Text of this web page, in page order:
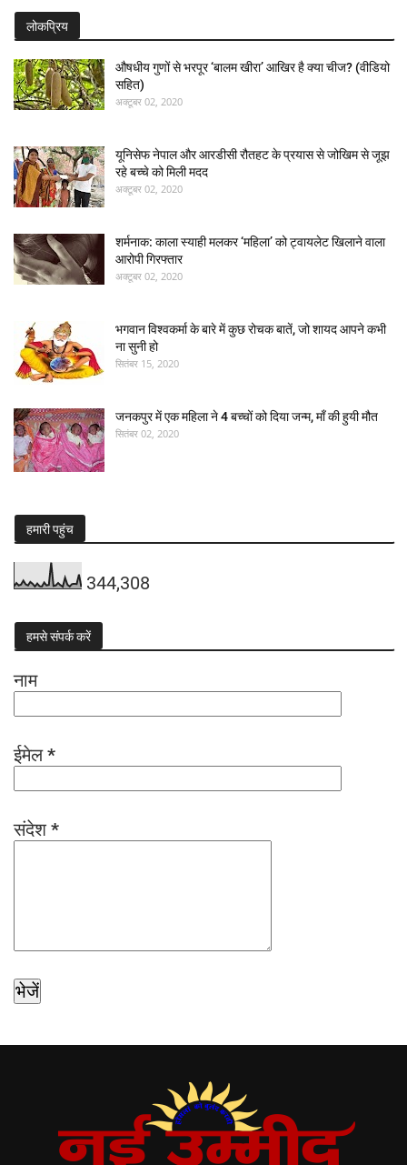
लोकप्रिय
औषधीय गुणों से भरपूर ‘बालम खीरा’ आखिर है क्या चीज? (वीडियो
सहित)
अक्टूबर 02, 2020
यूनिसेफ नेपाल और आरडीसी रौतहट के प्रयास से जोखिम से जूझ
रहे बच्चे को मिली मदद
अक्टूबर 02, 2020
शर्मनाक: काला स्याही मलकर ‘महिला’ को ट्वायलेट खिलाने वाला
आरोपी गिरफ्तार
अक्टूबर 02, 2020
भगवान विश्वकर्मा के बारे में कुछ रोचक बातें, जो शायद आपने कभी
ना सुनी हो
सितंबर 15, 2020
जनकपुर में एक महिला ने 4 बच्चों को दिया जन्म, माँ की हुयी मौत
सितंबर 02, 2020
हमारी पहुंच
344,308
हमसे संपर्क करें
नाम
ईमेल*
संदेश*